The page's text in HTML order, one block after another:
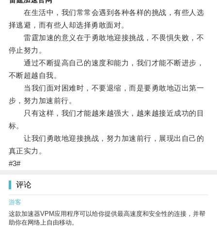
在生活中，我们常常会遇到各种各样的挑战，有些人选
择逃避，而有些人却选择勇敢面对。
雷霆加速的意义在于勇敢地迎接挑战，不畏惧失败，不
停止努力。
通过不断提高自己的速度和能力，我们才能不断进步，
不断超越自我。
当我们面对困难时，不要退缩，而是要勇敢地迈出第一
步，努力加速前行。
只有这样，我们才能越来越强大，越来越接近成功的目
标。
让我们勇敢地迎接挑战，努力加速前行，展现出自己的
真正实力。
#3#
评论
游客
这款加速器VPM应用程序可以给你提供最高速度和安全性的连接，并帮
助你在网络上自由移动。